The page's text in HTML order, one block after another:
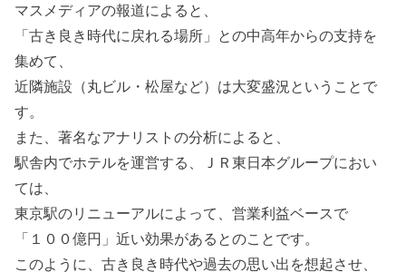
マスメディアの報道によると、
「古き良き時代に戻れる場所」との中高年からの支持を
集めて、
近隣施設（丸ビル・松屋など）は大変盛況ということで
す。
また、著名なアナリストの分析によると、
駅舎内でホテルを運営する、ＪＲ東日本グループにおい
ては、
東京駅のリニューアルによって、営業利益ベースで
「１００億円」近い効果があるとのことです。
このように、古き良き時代や過去の思い出を想起させ、